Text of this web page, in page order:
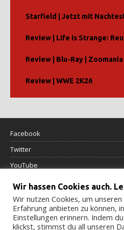
Starfield | Jetzt mit
Review | Life is Strange:
Review | Blu-Ray | Zoomania
Review | WWE 2K26
Facebook
Twitter
YouTube
Datenschutzerklärung
Impressum
Wir hassen Cookies auch.
Wir nutzen Cookies, um
Erfahrung anbieten zu können,
Einstellungen erinnern. Indem
klickst, stimmst du all unseren